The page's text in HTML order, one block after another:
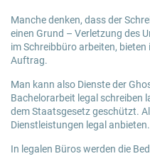
Manche denken, dass der
einen Grund – Verletzung des
im Schreibbüro arbeiten,
Auftrag.
Man kann also Dienste der
Bachelorarbeit legal schreiben
dem Staatsgesetz geschützt.
Dienstleistungen legal anbieten.
In legalen Büros werden die